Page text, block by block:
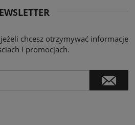
chcesz otrzymywać informacje
i promocjach.